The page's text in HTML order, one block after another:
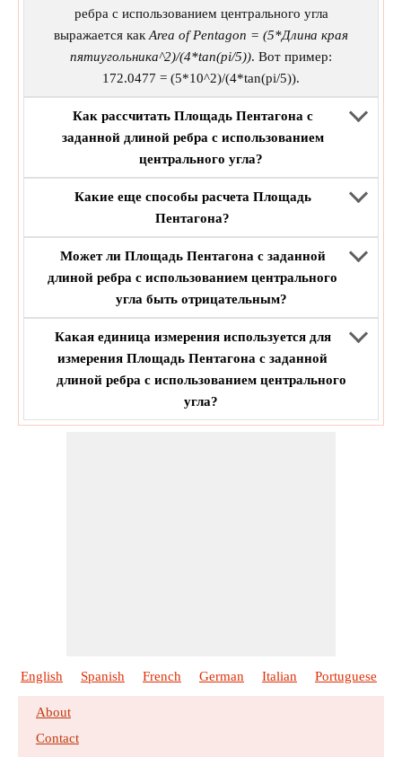
ребра с использованием центрального угла
выражается как Area of Pentagon = (5*Длина края
пятиугольника^2)/(4*tan(pi/5)). Вот пример:
172.0477 = (5*10^2)/(4*tan(pi/5)).
Как рассчитать Площадь Пентагона с
заданной длиной ребра с использованием
центрального угла?
Какие еще способы расчета Площадь
Пентагона?
Может ли Площадь Пентагона с заданной
длиной ребра с использованием центрального
угла быть отрицательным?
Какая единица измерения используется для
измерения Площадь Пентагона с заданной
длиной ребра с использованием центрального
угла?
English Spanish French German Italian Portuguese
About
Contact